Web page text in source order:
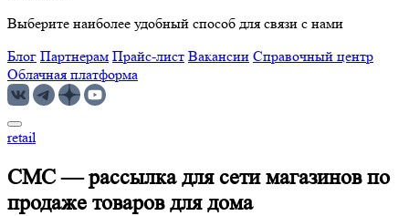
Выберите наиболее удобный способ для связи с нами
Блог Партнерам Прайс-лист Вакансии Справочный центр
Облачная платформа
retail
СМС — рассылка для сети магазинов по
продаже товаров для дома